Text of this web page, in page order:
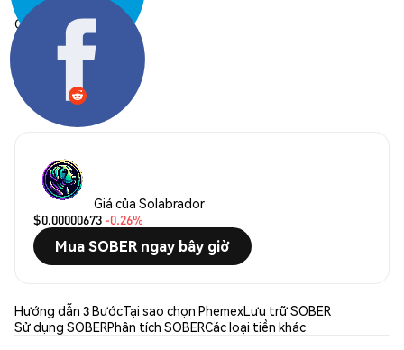
Chia sẻ:
Giá của Solabrador
$0.00000673 -0.26%
Mua SOBER ngay bây giờ
Hướng dẫn 3 BướcTại sao chọn PhemexLưu trữ SOBER
Sử dụng SOBERPhân tích SOBERCác loại tiền khác